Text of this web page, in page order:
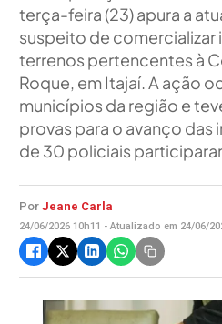
terça-feira (23) apura a
suspeito de comercializar
terrenos pertencentes à
Roque, em Itajaí. A ação
municípios da região e
provas para o avanço
de 30 policiais
Por Jeane Carla
24/06/2026 10h11 - Atualizado em 24/06/